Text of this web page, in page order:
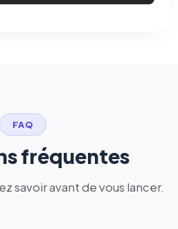
FAQ
fréquentes
savoir avant de vous lancer.